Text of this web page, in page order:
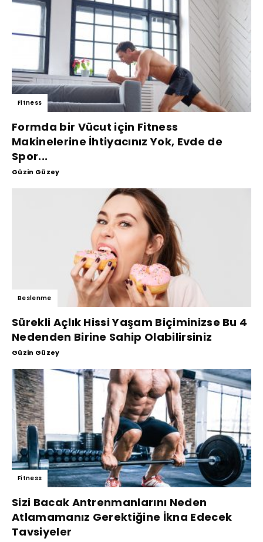
Fitness
Formda bir Vücut için Fitness
Makinelerine İhtiyacınız Yok, Evde de
Spor...
Güzin Güzey
Beslenme
Sürekli Açlık Hissi Yaşam Biçiminizse Bu 4
Nedenden Birine Sahip Olabilirsiniz
Güzin Güzey
Fitness
Sizi Bacak Antrenmanlarını Neden
Atlamamanız Gerektiğine İkna Edecek
Tavsiyeler